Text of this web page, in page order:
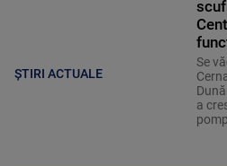
ȘTIRI ACTUALE
Se
a